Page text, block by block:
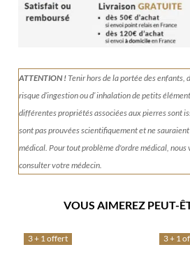
Spirale
ATTENTION !Tenirhors de la portée des
risque d’ingestion ou d’ inhalation de petits
différentes propriétés associées aux pierres sont
sont pas prouvées scientifiquement et ne
médical. Pour tout problème d'ordre médical, nous
consulter votre médecin.
VOUS AIMEREZ PEUT-
3 + 1 offert 3 + 1